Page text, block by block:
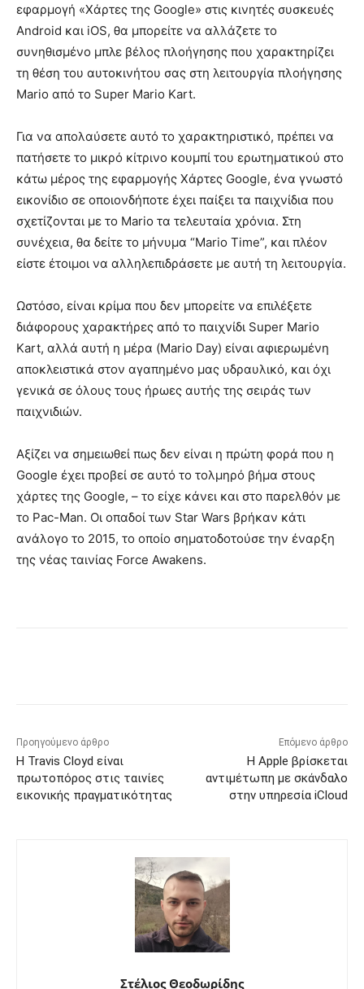
εφαρμογή «Χάρτες της Google» στις κινητές συσκευές
Android και iOS, θα μπορείτε να αλλάζετε το
συνηθισμένο μπλε βέλος πλοήγησης που χαρακτηρίζει
τη θέση του αυτοκινήτου σας στη λειτουργία πλοήγησης
Mario από το Super Mario Kart.
Για να απολαύσετε αυτό το χαρακτηριστικό, πρέπει να
πατήσετε το μικρό κίτρινο κουμπί του ερωτηματικού στο
κάτω μέρος της εφαρμογής Χάρτες Google, ένα γνωστό
εικονίδιο σε οποιονδήποτε έχει παίξει τα παιχνίδια που
σχετίζονται με το Mario τα τελευταία χρόνια. Στη
συνέχεια, θα δείτε το μήνυμα “Mario Time”, και πλέον
είστε έτοιμοι να αλληλεπιδράσετε με αυτή τη λειτουργία.
Ωστόσο, είναι κρίμα που δεν μπορείτε να επιλέξετε
διάφορους χαρακτήρες από το παιχνίδι Super Mario
Kart, αλλά αυτή η μέρα (Mario Day) είναι αφιερωμένη
αποκλειστικά στον αγαπημένο μας υδραυλικό, και όχι
γενικά σε όλους τους ήρωες αυτής της σειράς των
παιχνιδιών.
Αξίζει να σημειωθεί πως δεν είναι η πρώτη φορά που η
Google έχει προβεί σε αυτό το τολμηρό βήμα στους
χάρτες της Google, – το είχε κάνει και στο παρελθόν με
το Pac-Man. Οι οπαδοί των Star Wars βρήκαν κάτι
ανάλογο το 2015, το οποίο σηματοδοτούσε την έναρξη
της νέας ταινίας Force Awakens.
Προηγούμενο άρθρο
Η Travis Cloyd είναι
πρωτοπόρος στις ταινίες
εικονικής πραγματικότητας
Επόμενο άρθρο
Η Apple βρίσκεται
αντιμέτωπη με σκάνδαλο
στην υπηρεσία iCloud
Στέλιος Θεοδωρίδης